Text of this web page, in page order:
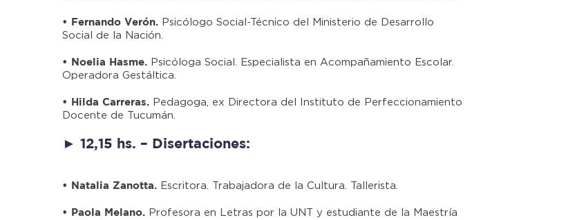
• Fernando Verón.
Psicólogo Social-Técnico del Ministerio de Desarrollo
Social de la Nación.
• Noelia Hasme.
Psicóloga Social. Especialista en Acompañamiento Escolar.
Operadora Gestáltica.
• Hilda Carreras.
Pedagoga, ex Directora del Instituto de Perfeccionamiento
Docente de Tucumán.
► 12,15 hs. – Disertaciones:
• Natalia Zanotta. Escritora. Trabajadora de la Cultura. Tallerista.
• Paola Melano.
Profesora en Letras por la UNT y estudiante de la Maestría